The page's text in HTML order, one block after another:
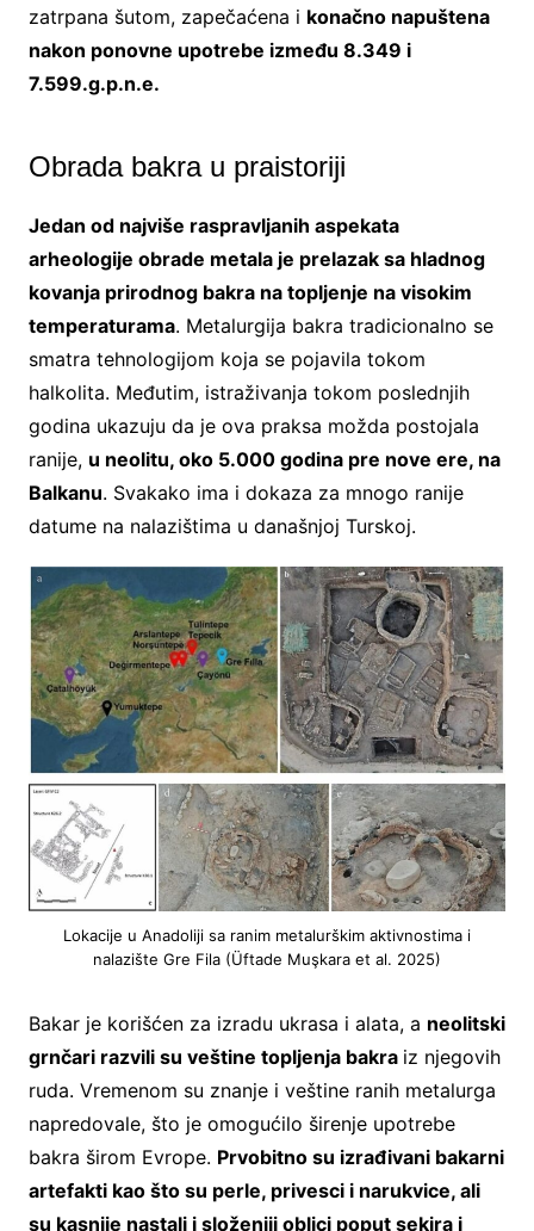
zatrpana šutom, zapečaćena i konačno napuštena
nakon ponovne upotrebe između 8.349 i
7.599.g.p.n.e.
Obrada bakra u praistoriji
Jedan od najviše raspravljanih aspekata
arheologije obrade metala je prelazak sa hladnog
kovanja prirodnog bakra na topljenje na visokim
temperaturama. Metalurgija bakra tradicionalno se
smatra tehnologijom koja se pojavila tokom
halkolita. Međutim, istraživanja tokom poslednjih
godina ukazuju da je ova praksa možda postojala
ranije, u neolitu, oko 5.000 godina pre nove ere, na
Balkanu. Svakako ima i dokaza za mnogo ranije
datume na nalazištima u današnjoj Turskoj.
Lokacije u Anadoliji sa ranim metalurškim aktivnostima i
nalazište Gre Fila (Üftade Muşkara et al. 2025)
Bakar je korišćen za izradu ukrasa i alata, a neolitski
grnčari razvili su veštine topljenja bakra iz njegovih
ruda. Vremenom su znanje i veštine ranih metalurga
napredovale, što je omogućilo širenje upotrebe
bakra širom Evrope. Prvobitno su izrađivani bakarni
artefakti kao što su perle, privesci i narukvice, ali
su kasnije nastali i složeniji oblici poput sekira i